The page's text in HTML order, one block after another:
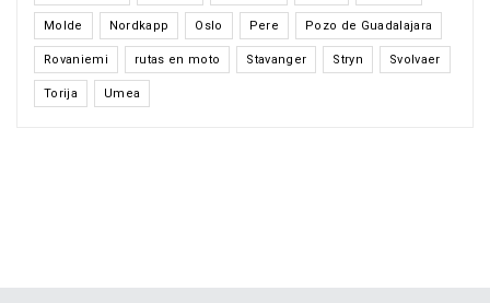
Molde Nordkapp Oslo Pere Pozo de Guadalajara
Rovaniemi rutas en moto Stavanger Stryn Svolvaer
Torija Umea